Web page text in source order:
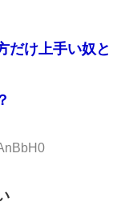
だけ上手い奴と